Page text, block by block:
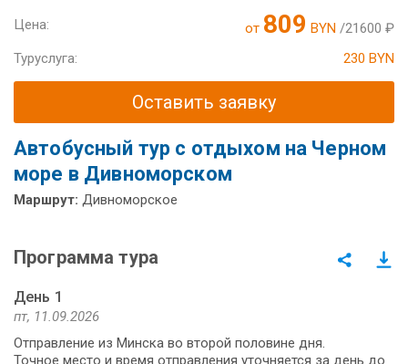
Цена: от 809 BYN /21600 ₽
Туруслуга:
230 BYN
Оставить заявку
Автобусный тур с отдыхом на Черном
море в Дивноморском
Маршрут: Дивноморское
Программа тура
День 1
пт, 11.09.2026
Отправление из Минска во второй половине дня.
Точное место и время отправления уточняется за день до